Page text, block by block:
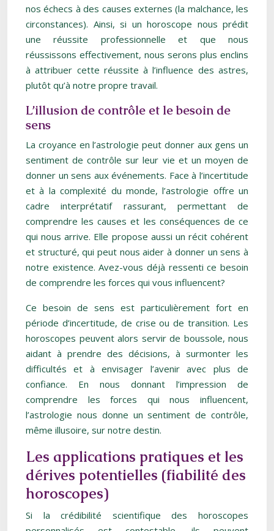
nos échecs à des causes externes (la malchance, les
circonstances). Ainsi, si un horoscope nous prédit
une réussite professionnelle et que nous
réussissons effectivement, nous serons plus enclins
à attribuer cette réussite à l’influence des astres,
plutôt qu’à notre propre travail.
L’illusion de contrôle et le besoin de
sens
La croyance en l’astrologie peut donner aux gens un
sentiment de contrôle sur leur vie et un moyen de
donner un sens aux événements. Face à l’incertitude
et à la complexité du monde, l’astrologie offre un
cadre interprétatif rassurant, permettant de
comprendre les causes et les conséquences de ce
qui nous arrive. Elle propose aussi un récit cohérent
et structuré, qui peut nous aider à donner un sens à
notre existence. Avez-vous déjà ressenti ce besoin
de comprendre les forces qui vous influencent?
Ce besoin de sens est particulièrement fort en
période d’incertitude, de crise ou de transition. Les
horoscopes peuvent alors servir de boussole, nous
aidant à prendre des décisions, à surmonter les
difficultés et à envisager l’avenir avec plus de
confiance. En nous donnant l’impression de
comprendre les forces qui nous influencent,
l’astrologie nous donne un sentiment de contrôle,
même illusoire, sur notre destin.
Les applications pratiques et les
dérives potentielles (fiabilité des
horoscopes)
Si la crédibilité scientifique des horoscopes